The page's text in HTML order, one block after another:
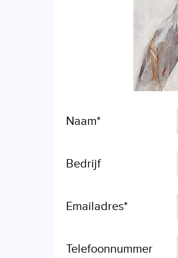
Naam*
Bedrijf
Emailadres*
Telefoonnummer